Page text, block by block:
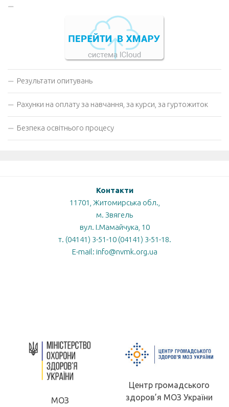
Результати опитувань
Рахунки на оплату за навчання, за курси, за гуртожиток
Безпека освітнього процесу
Контакти
11701, Житомирська обл.,
м. Звягель
вул. І.Мамайчука, 10
т. (04141) 3-51-10 (04141) 3-51-18.
E-mail: info@nvmk.org.ua
МОЗ
Центр громадського
здоров’я МОЗ України